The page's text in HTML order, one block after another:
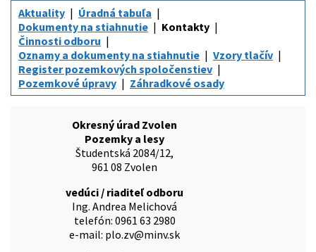
Aktuality
Úradná tabuľa
Dokumenty na stiahnutie
Kontakty
Činnosti odboru
Oznamy a dokumenty na stiahnutie
Vzory tlačív
Register pozemkových spoločenstiev
Pozemkové úpravy
Záhradkové osady
Okresný úrad Zvolen
Pozemky a lesy
Študentská 2084/12,
961 08 Zvolen
vedúci / riaditeľ odboru
Ing. Andrea Melichová
telefón: 0961 63 2980
e-mail: plo.zv@minv.sk